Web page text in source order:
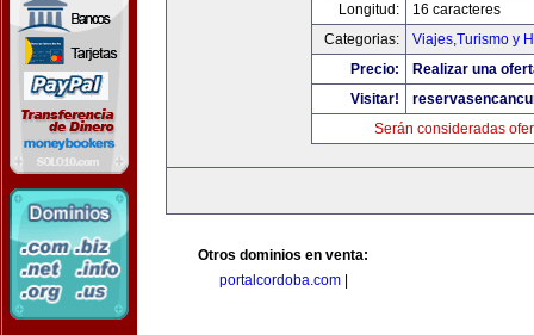
Longitud:
16 caracteres
Categorias:
Viajes,Turismo y
Precio:
Realizar una
Visitar!
Serán consideradas
Otros dominios en venta:
portalcordoba.com|